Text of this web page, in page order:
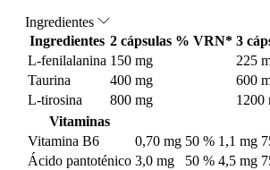
Ingredientes
Ingredientes 2 cápsulas % VRN* 3
L-fenilalanina 150 mg
225
Taurina
400 mg
600
L-tirosina
800 mg
1200
Vitaminas
Vitamina B6
0,70 mg 50 % 1,1 mg
Ácido pantoténico 3,0 mg 50 % 4,5 mg